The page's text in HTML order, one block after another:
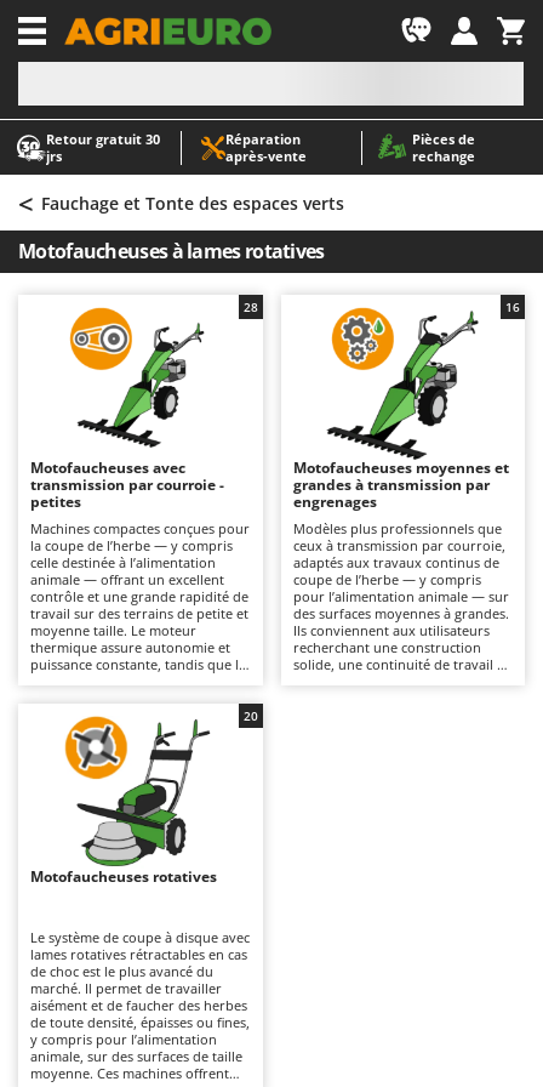
Retour gratuit 30
jrs
Réparation
après‑vente
Pièces de
rechange
-1
A
Abris de jardin
Accessoires pour tracteurs tondeuses autoportés
Aérateurs Scarificateurs pour gazon
Arracheuses de pommes de terre pour tracteur
Aspirateurs - Balais Électriques
Aspirateurs à cendres
Aspirateurs à feuilles sur roues
Aspirateurs de piscine
Aspirateurs Multifonctions
Atomiseurs agricoles pour tracteurs
Atomiseurs pour traitements
Autolaveuses
Autres produits
B
Balayeuses
Bancs de scie pour le bois - Scies à bûches
Barbecues
Bennes pour tracteur
Brosses pour sols extérieurs
Brouettes à moteur
Broyeurs à axe horizontal pour tracteur
Butteurs pour tracteur
C
Chargeurs de batterie - Démarreurs
Charrues pour tracteur
A
AgriEuro Premium
AgriEuro TOP-LINE
AGT
Aima
Airmec
ALA 2000
Alpina
Ama
Ambrogio Robot
Annovi Reverberi
ANTHBOT
Archman
Ardes
Argo
Ariete
Artus
Attila
Ausonia
Awelco
B
Baesso
Bahco
< Fauchage et Tonte des espaces verts
Motofaucheuses à lames rotatives
Motofaucheuses avec
transmission par courroie -
petites
Machines compactes conçues pour
la coupe de l’herbe — y compris
celle destinée à l’alimentation
animale — offrant un excellent
contrôle et une grande rapidité de
travail sur des terrains de petite et
moyenne taille. Le moteur
thermique assure autonomie et
puissance constante, tandis que le
transmission par courroie agit
comme un “fusible” mécanique :
en cas de choc, elle patine et
protège ainsi les engrenages
internes. Des modèles
multifonctions sont également
disponibles, compatibles avec
différents accessoires tels que
fraises, buttoirs, scarificateurs,
pelle à neige, etc. Pour l’entretien,
il est nécessaire de nettoyer,
régulièrement le filtre à air, l’huile
et la bougie du moteur thermique.
28
Motofaucheuses moyennes et
grandes à transmission par
engrenages
Modèles plus professionnels que
ceux à transmission par courroie,
adaptés aux travaux continus de
coupe de l’herbe — y compris
pour l’alimentation animale — sur
des surfaces moyennes à grandes.
Ils conviennent aux utilisateurs
recherchant une construction
solide, une continuité de travail et
16
Motofaucheuses rotatives
Le système de coupe à disque avec
lames rotatives rétractables en cas
de choc est le plus avancé du
marché. Il permet de travailler
aisément et de faucher des herbes
de toute densité, épaisses ou fines,
y compris pour l’alimentation
animale, sur des surfaces de taille
moyenne. Ces machines offrent
20